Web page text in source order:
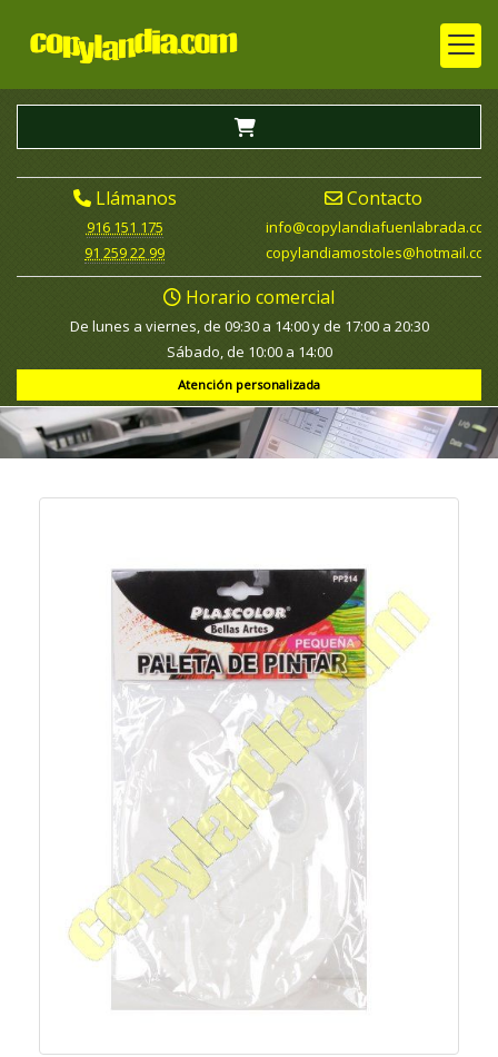
Llámanos
916 151 175
91 259 22 99
Contacto
info
copylandiafuenlabrada.com
copylandiamostoles
hotmail.com
Horario comercial
De lunes a viernes, de 09:30 a 14:00 y de 17:00 a 20:30
Sábado, de 10:00 a 14:00
Atención personalizada